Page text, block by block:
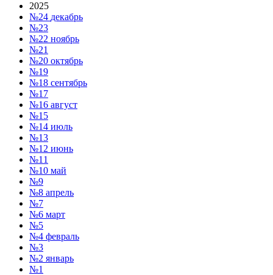
2025
№24 декабрь
№23
№22 ноябрь
№21
№20 октябрь
№19
№18 сентябрь
№17
№16 август
№15
№14 июль
№13
№12 июнь
№11
№10 май
№9
№8 апрель
№7
№6 март
№5
№4 февраль
№3
№2 январь
№1